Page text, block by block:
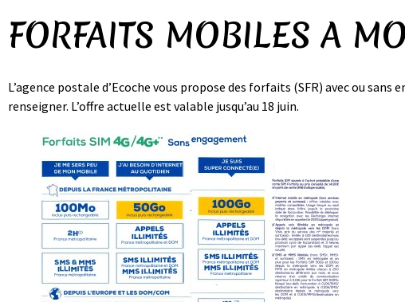
FORFAITS MOBILES A
L’agence postale d’Ecoche vous propose des forfaits (SFR) avec ou
renseigner. L’offre actuelle est valable jusqu’au 18 juin.